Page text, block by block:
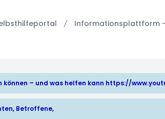
Informationsplattform -
können – und was helfen kann https://
Betroffene,